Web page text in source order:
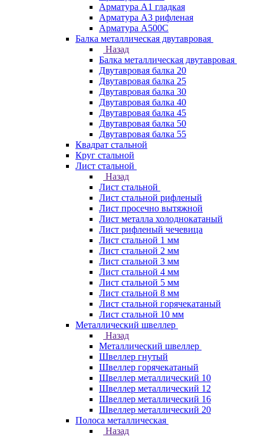
Арматура А1 гладкая
Арматура А3 рифленая
Арматура А500С
Балка металлическая двутавровая
Назад
Балка металлическая двутавровая
Двутавровая балка 20
Двутавровая балка 25
Двутавровая балка 30
Двутавровая балка 40
Двутавровая балка 45
Двутавровая балка 50
Двутавровая балка 55
Квадрат стальной
Круг стальной
Лист стальной
Назад
Лист стальной
Лист стальной рифленый
Лист просечно вытяжной
Лист металла холоднокатаный
Лист рифленый чечевица
Лист стальной 1 мм
Лист стальной 2 мм
Лист стальной 3 мм
Лист стальной 4 мм
Лист стальной 5 мм
Лист стальной 8 мм
Лист стальной горячекатаный
Лист стальной 10 мм
Металлический швеллер
Назад
Металлический швеллер
Швеллер гнутый
Швеллер горячекатаный
Швеллер металлический 10
Швеллер металлический 12
Швеллер металлический 16
Швеллер металлический 20
Полоса металлическая
Назад